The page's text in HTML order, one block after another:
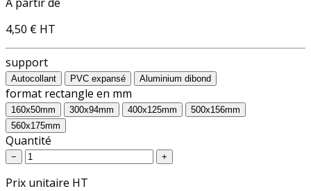
4,50 € HT
support
Autocollant PVC expansé Aluminium dibond
format rectangle en mm
160x50mm 300x94mm 400x125mm
500x156mm
560x175mm
Quantité
− +
Prix unitaire HT